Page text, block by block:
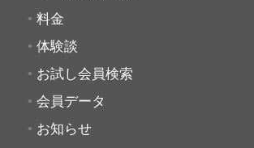
料金
体験談
お試し会員検索
会員データ
お知らせ